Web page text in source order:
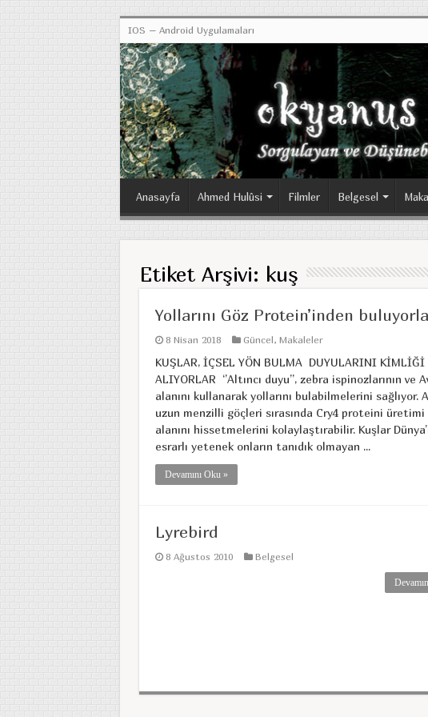
IOS – Android Uygulamaları
Anasayfa Ahmed Hulûsi Filmler Belgesel
Etiket Arşivi: kuş
Yollarını Göz Protein’inden
8 Nisan 2018 Güncel, Makaleler
KUŞLAR, İÇSEL YÖN BULMA DUYULARINI
ALIYORLAR ‘’Altıncı duyu’’, zebra ispinozlarının
alanını kullanarak yollarını bulabilmelerini
uzun menzilli göçleri sırasında Cry4 proteini üretimi
alanını hissetmelerini kolaylaştırabilir. Kuşlar
esrarlı yetenek onların tanıdık olmayan ...
Devamını Oku »
Lyrebird
8 Ağustos 2010 Belgesel